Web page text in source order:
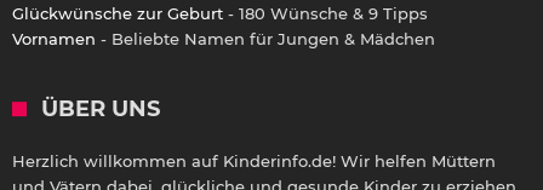
Glückwünsche zur Geburt - 180 Wünsche & 9 Tipps
Vornamen - Beliebte Namen für Jungen & Mädchen
ÜBER UNS
Herzlich willkommen auf Kinderinfo.de! Wir helfen Müttern